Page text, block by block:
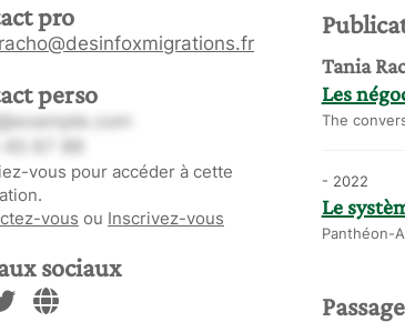
pro
perso
vous pour accéder à cette
vous ou Inscrivez-vous
sociaux
Tania
Les
The
- 2022
Le
Panthéon-